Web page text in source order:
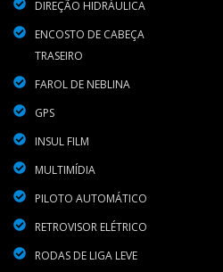
DIREÇÃO HIDRÁULICA
ENCOSTO DE CABEÇA
TRASEIRO
FAROL DE NEBLINA
GPS
INSUL FILM
MULTIMÍDIA
PILOTO AUTOMÁTICO
RETROVISOR ELÉTRICO
RODAS DE LIGA LEVE